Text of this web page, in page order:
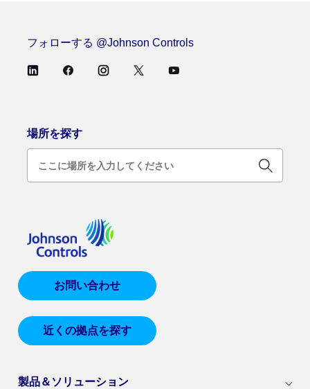
フォローする @Johnson Controls
場所を探す
お問い合わせ
近くの拠点を探す
製品＆ソリューション